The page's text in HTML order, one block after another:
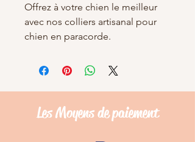
Offrez à votre chien le meilleur
avec nos colliers artisanal pour
chien en paracorde.
Les Moyens depaiement